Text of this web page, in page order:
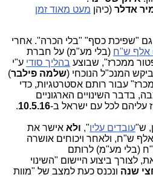
אדלר (כיהן מעט מאוד זמן
גם "שפיכת כסף" "בלי הכרה". אחרי
(בלי מע"מ) על חברת
ממכרז", שבוצע בהליך סודי ע"י
המנכ"ל הנוכחי (שלמה פילבר)
ממכרז" עבור רותם אסטרטגיות, כדי
בדבר השינויים הארגוניים
עליהם לכל עם ישראל ב-10.5.16
.
ש"עובדים עליו", ולא אישר את
התוספת המבוקשת של 400 אלף ש"ח, ולאחר ויכוחים אושרה
של 50 אלף ש"ח (בלי מע"מ) לרותם
לצורך ביצוע היישום "השינוי
שנה ונכנס כעת למצב של "מוות